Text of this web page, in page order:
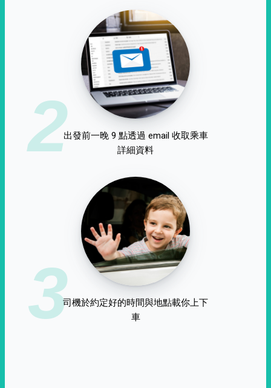
2出發前一晚 9 點透過 email 收取乘車
詳細資料
3司機於約定好的時間與地點載你上下
車